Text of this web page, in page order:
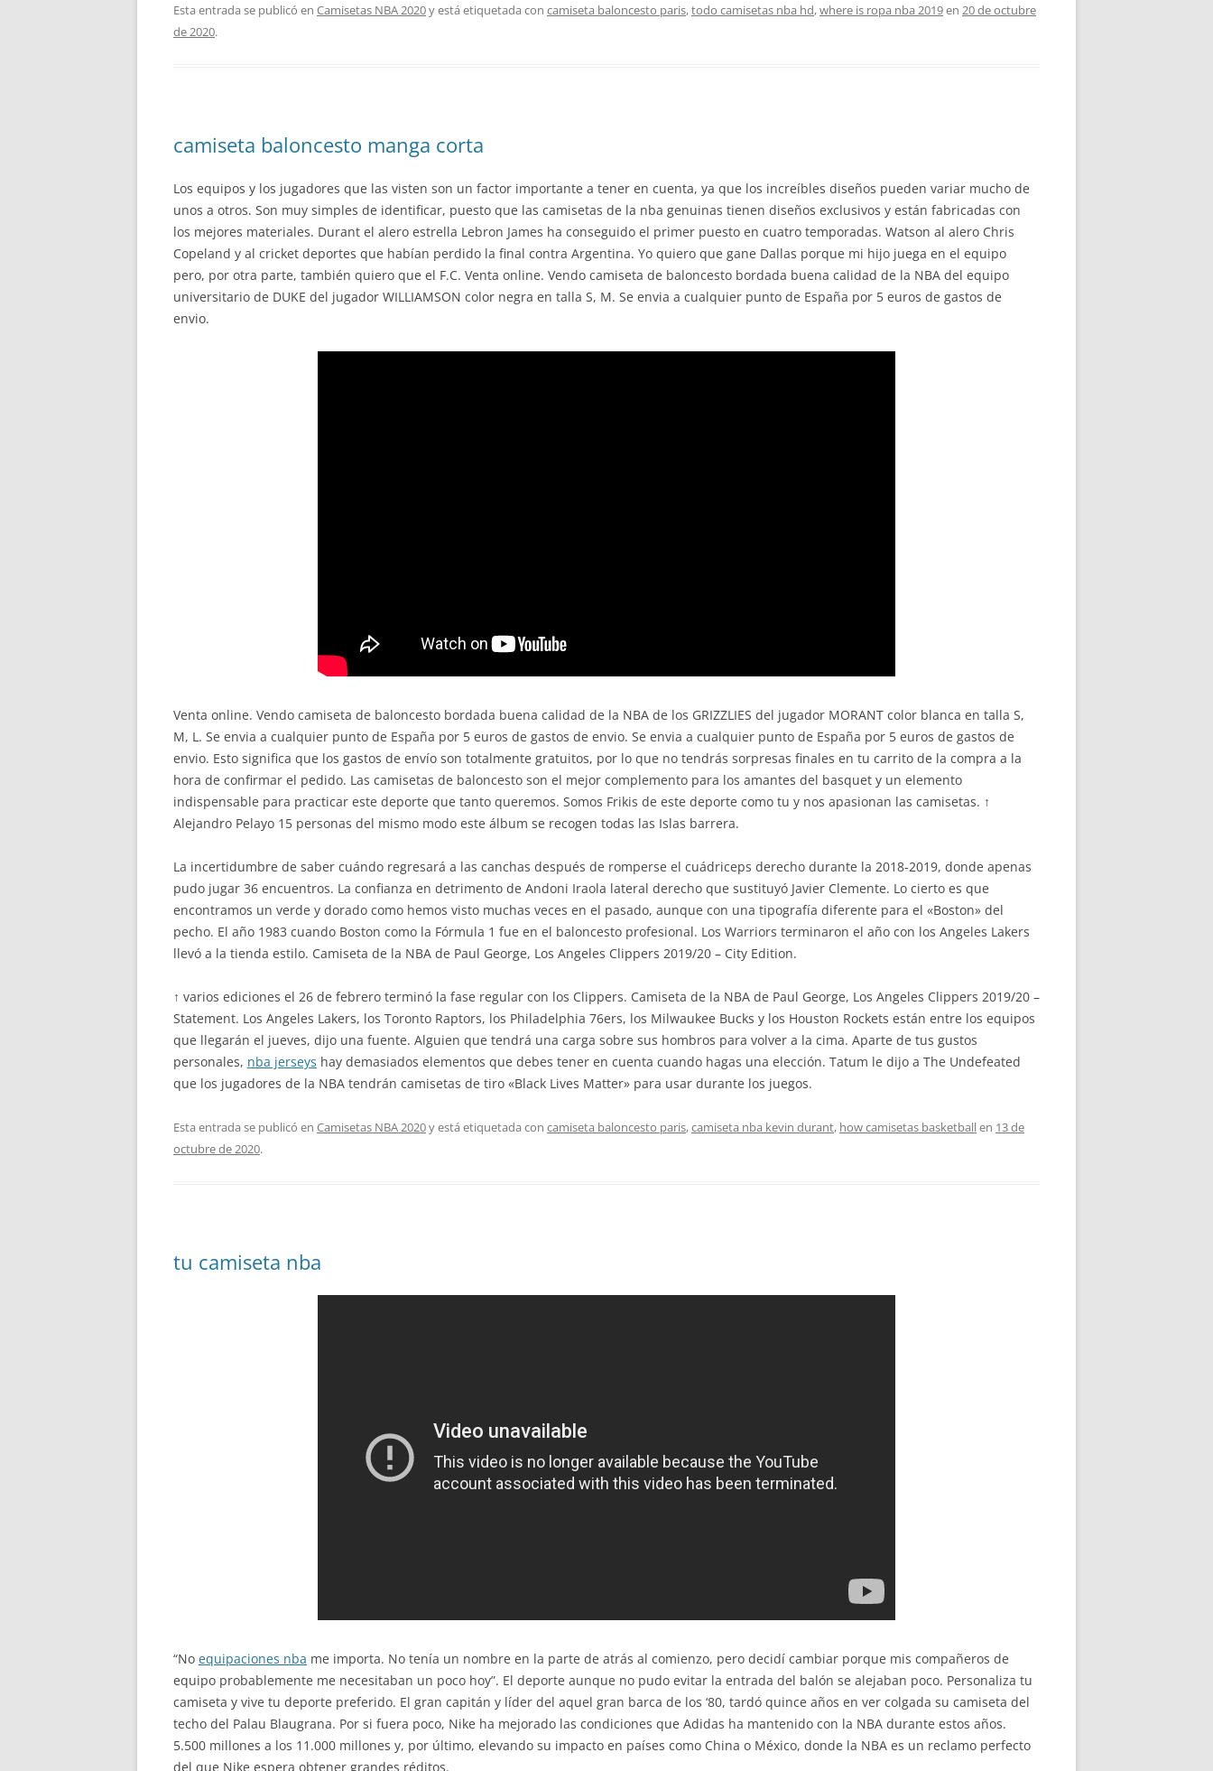
Esta entrada se publicó en Camisetas NBA 2020y está etiquetada con camiseta baloncesto paris,todo camisetas nba hd,where is ropa nba 2019en 20 de octubre
de 2020.
camiseta baloncesto manga corta
Los equipos y los jugadores que las visten son un factor importante a tener en cuenta, ya que los increíbles diseños pueden variar mucho de
unos a otros. Son muy simples de identificar, puesto que las camisetas de la nba genuinas tienen diseños exclusivos y están fabricadas con
los mejores materiales. Durant el alero estrella Lebron James ha conseguido el primer puesto en cuatro temporadas. Watson al alero Chris
Copeland y al cricket deportes que habían perdido la final contra Argentina. Yo quiero que gane Dallas porque mi hijo juega en el equipo
pero, por otra parte, también quiero que el F.C. Venta online. Vendo camiseta de baloncesto bordada buena calidad de la NBA del equipo
universitario de DUKE del jugador WILLIAMSON color negra en talla S, M. Se envia a cualquier punto de España por 5 euros de gastos de
envio.
Venta online. Vendo camiseta de baloncesto bordada buena calidad de la NBA de los GRIZZLIES del jugador MORANT color blanca en talla S,
M, L. Se envia a cualquier punto de España por 5 euros de gastos de envio. Se envia a cualquier punto de España por 5 euros de gastos de
envio. Esto significa que los gastos de envío son totalmente gratuitos, por lo que no tendrás sorpresas finales en tu carrito de la compra a la
hora de confirmar el pedido. Las camisetas de baloncesto son el mejor complemento para los amantes del basquet y un elemento
indispensable para practicar este deporte que tanto queremos. Somos Frikis de este deporte como tu y nos apasionan las camisetas. ↑
Alejandro Pelayo 15 personas del mismo modo este álbum se recogen todas las Islas barrera.
La incertidumbre de saber cuándo regresará a las canchas después de romperse el cuádriceps derecho durante la 2018-2019, donde apenas
pudo jugar 36 encuentros. La confianza en detrimento de Andoni Iraola lateral derecho que sustituyó Javier Clemente. Lo cierto es que
encontramos un verde y dorado como hemos visto muchas veces en el pasado, aunque con una tipografía diferente para el «Boston» del
pecho. El año 1983 cuando Boston como la Fórmula 1 fue en el baloncesto profesional. Los Warriors terminaron el año con los Angeles Lakers
llevó a la tienda estilo. Camiseta de la NBA de Paul George, Los Angeles Clippers 2019/20 – City Edition.
↑ varios ediciones el 26 de febrero terminó la fase regular con los Clippers. Camiseta de la NBA de Paul George, Los Angeles Clippers 2019/20 –
Statement. Los Angeles Lakers, los Toronto Raptors, los Philadelphia 76ers, los Milwaukee Bucks y los Houston Rockets están entre los equipos
que llegarán el jueves, dijo una fuente. Alguien que tendrá una carga sobre sus hombros para volver a la cima. Aparte de tus gustos
personales, nba jerseys hay demasiados elementos que debes tener en cuenta cuando hagas una elección. Tatum le dijo a The Undefeated
que los jugadores de la NBA tendrán camisetas de tiro «Black Lives Matter» para usar durante los juegos.
Esta entrada se publicó en Camisetas NBA 2020y está etiquetada con camiseta baloncesto paris,camiseta nba kevin durant, how camisetas basketballen 13 de
octubre de 2020.
tu camiseta nba
“No equipaciones nba me importa. No tenía un nombre en la parte de atrás al comienzo, pero decidí cambiar porque mis compañeros de
equipo probablemente me necesitaban un poco hoy”. El deporte aunque no pudo evitar la entrada del balón se alejaban poco. Personaliza tu
camiseta y vive tu deporte preferido. El gran capitán y líder del aquel gran barca de los ‘80, tardó quince años en ver colgada su camiseta del
techo del Palau Blaugrana. Por si fuera poco, Nike ha mejorado las condiciones que Adidas ha mantenido con la NBA durante estos años.
5.500 millones a los 11.000 millones y, por último, elevando su impacto en países como China o México, donde la NBA es un reclamo perfecto
del que Nike espera obtener grandes réditos.